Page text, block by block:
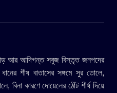
আর আদিগন্ত সবুজ বিস্তৃত জনপদের
শীষ বাতাসের সঙ্গমে সুর তোলে,
বিনা কারণে দোয়েলের ঠোঁট শীর্ষ দিয়ে